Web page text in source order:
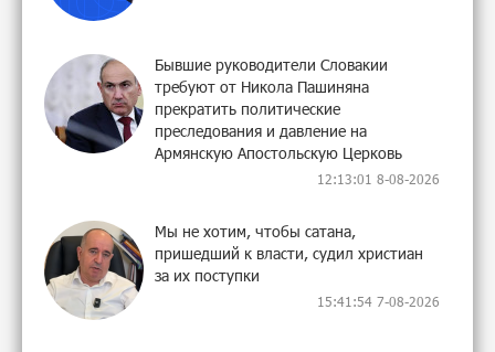
Бывшие руководители Словакии
требуют от Никола Пашиняна
прекратить политические
преследования и давление на
Армянскую Апостольскую Церковь
12:13:01 8-08-2026
Мы не хотим, чтобы сатана,
пришедший к власти, судил христиан
за их поступки
15:41:54 7-08-2026